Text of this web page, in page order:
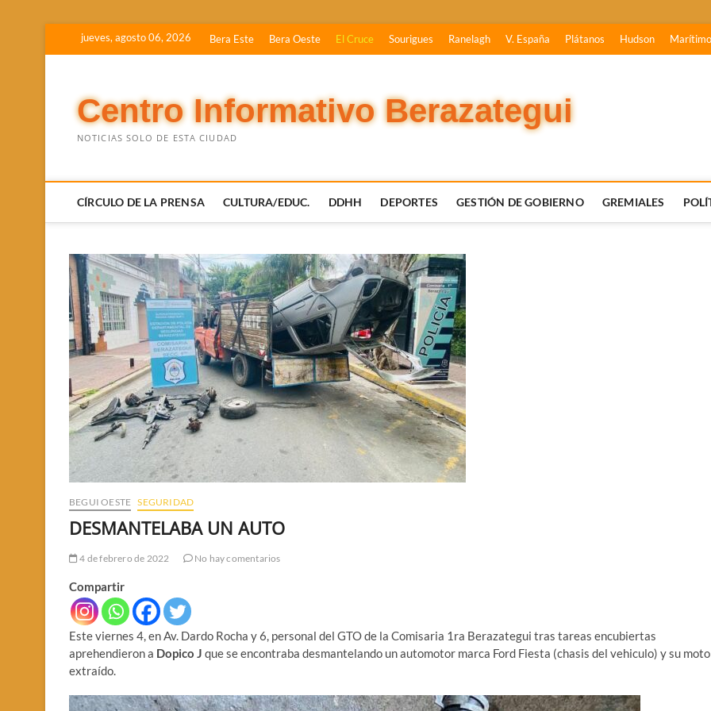
jueves, agosto 06, 2026 Bera Este Bera Oeste El Cruce Sourigues Ranelagh V. España Plátanos Hudson Marítimo
Centro Informativo Berazategui
NOTICIAS SOLO DE ESTA CIUDAD
CÍRCULO DE LA PRENSA CULTURA/EDUC. DDHH DEPORTES GESTIÓN DE GOBIERNO GREMIALES
BEGUI OESTE SEGURIDAD
DESMANTELABA UN AUTO
4 de febrero de 2022 No hay comentarios
Compartir
Este viernes 4, en Av. Dardo Rocha y 6, personal del GTO de la Comisaria 1ra Berazategui tras tareas encubiertas
aprehendieron a Dopico J que se encontraba desmantelando un automotor marca Ford Fiesta (chasis del vehiculo) y su
extraído.